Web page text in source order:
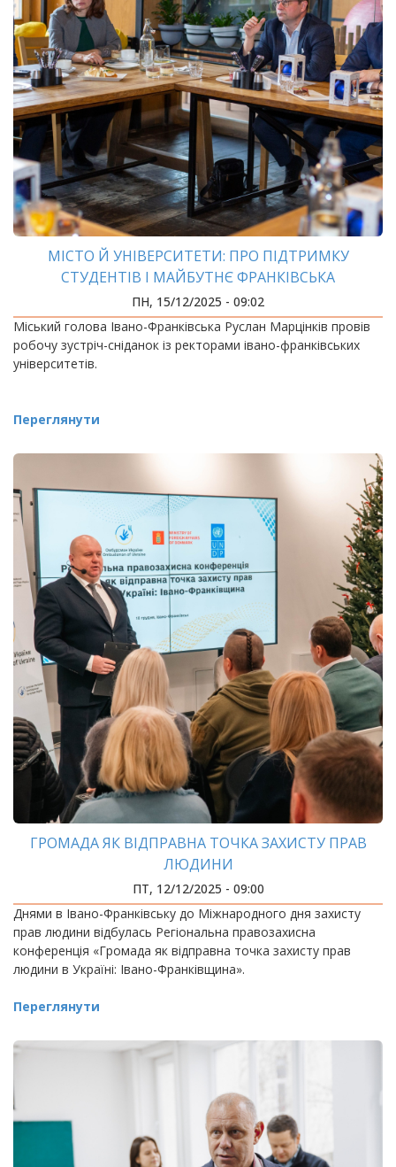
МІСТО Й УНІВЕРСИТЕТИ: ПРО ПІДТРИМКУ
СТУДЕНТІВ І МАЙБУТНЄ ФРАНКІВСЬКА
ПН, 15/12/2025 - 09:02
Міський голова Івано-Франківська Руслан Марцінків провів
робочу зустріч-сніданок із ректорами івано-франківських
університетів.
Переглянути
ГРОМАДА ЯК ВІДПРАВНА ТОЧКА ЗАХИСТУ ПРАВ
ЛЮДИНИ
ПТ, 12/12/2025 - 09:00
Днями в Івано-Франківську до Міжнародного дня захисту
прав людини відбулась Регіональна правозахисна
конференція «Громада як відправна точка захисту прав
людини в Україні: Івано-Франківщина».
Переглянути